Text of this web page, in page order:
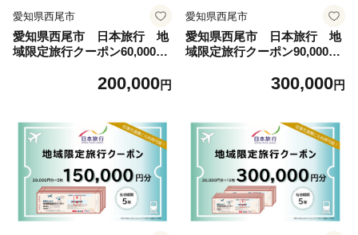
愛知県西尾市
愛知県西尾市 日本旅行 地
域限定旅行クーポン60,000円
200,000円
愛知県西尾市
愛知県西尾市 日本旅行 地
域限定旅行クーポン90,000円
300,000円